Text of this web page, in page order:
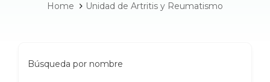
Home Unidad de Artritis y Reumatismo
Búsqueda por nombre